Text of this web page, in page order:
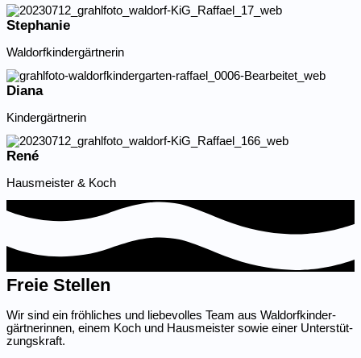
Stephanie
Waldorf­kin­der­gärt­nerin
Diana
Kinder­gärt­nerin
René
Hausmeister & Koch
Freie Stellen
Wir sind ein fröhliches und liebe­volles Team aus Waldorf­kin­der­
gärt­ne­rinnen, einem Koch und Hausmeister sowie einer Unter­stüt­
zungs­kraft.